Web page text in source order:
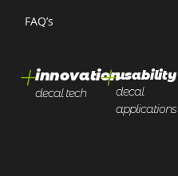
+innovation
decal tech +usability
decal
applications
FAQ’s